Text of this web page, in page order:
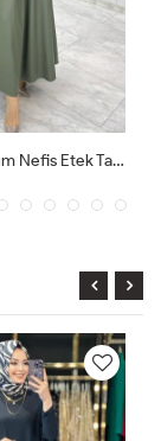
Haki Premium Nefis Etek Takım